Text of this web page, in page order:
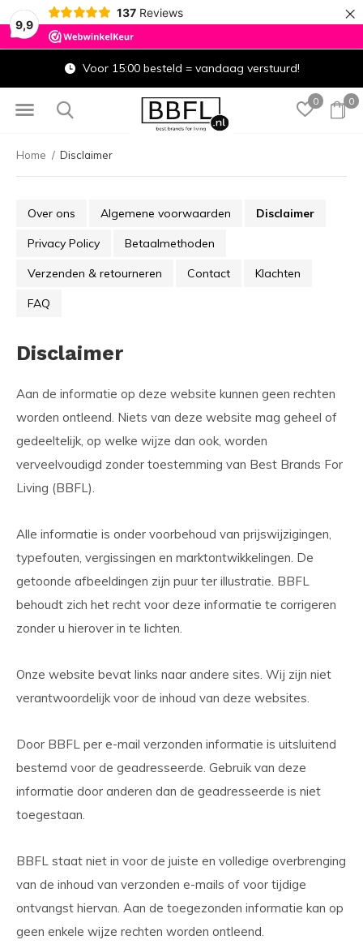
9,9
137 Reviews ×
0 0
Voor 15:00 besteld = vandaag verstuurd!
Home Disclaimer
Over ons Algemene voorwaarden Disclaimer
Privacy Policy Betaalmethoden
Verzenden & retourneren Contact Klachten
FAQ
Disclaimer
Aan de informatie op deze website kunnen geen rechten
worden ontleend. Niets van deze website mag geheel of
gedeeltelijk, op welke wijze dan ook, worden
verveelvoudigd zonder toestemming van Best Brands For
Living (BBFL).
Alle informatie is onder voorbehoud van prijswijzigingen,
typefouten, vergissingen en marktontwikkelingen. De
getoonde afbeeldingen zijn puur ter illustratie. BBFL
behoudt zich het recht voor deze informatie te corrigeren
zonder u hierover in te lichten.
Onze website bevat links naar andere sites. Wij zijn niet
verantwoordelijk voor de inhoud van deze websites.
Door BBFL per e-mail verzonden informatie is uitsluitend
bestemd voor de geadresseerde. Gebruik van deze
informatie door anderen dan de geadresseerde is niet
toegestaan.
BBFL staat niet in voor de juiste en volledige overbrenging
van de inhoud van verzonden e-mails of voor tijdige
ontvangst hiervan. Aan de toegezonden informatie kan op
geen enkele wijze rechten worden ontleend.